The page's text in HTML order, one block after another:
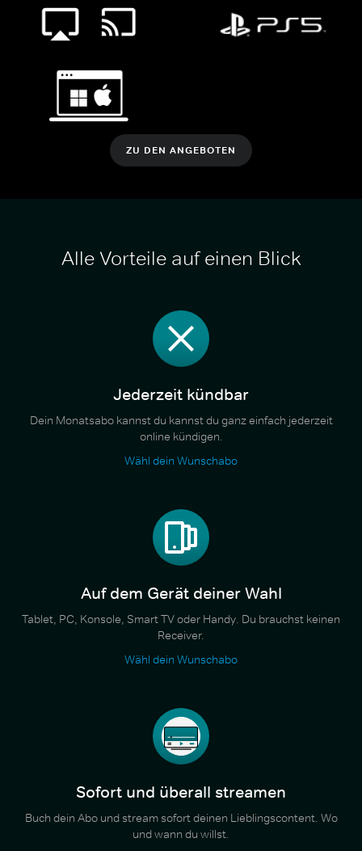
ZU DEN ANGEBOTEN
Alle Vorteile auf einen Blick
Jederzeit kündbar
Dein Monatsabo kannst du kannst du ganz einfach jederzeit
online kündigen.
Wähl dein Wunschabo
Auf dem Gerät deiner Wahl
Tablet, PC, Konsole, Smart TV oder Handy. Du brauchst keinen
Receiver.
Wähl dein Wunschabo
Sofort und überall streamen
Buch dein Abo und stream sofort deinen Lieblingscontent. Wo
und wann du willst.